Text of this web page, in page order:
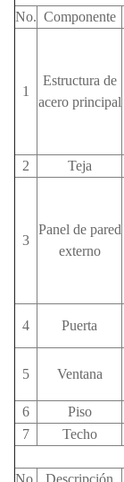
No. Componente
1
Estructura de
acero principal
2 Teja
3
Panel de pared
externo
4 Puerta
5 Ventana
6 Piso
7
Techo
No.
Descripción